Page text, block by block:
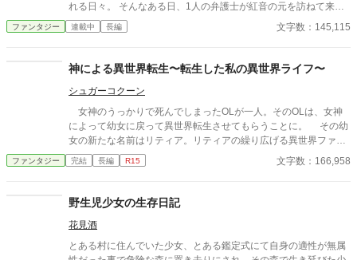
れる日々。 そんなある日、1人の弁護士が紅音の元を訪ねて来
た。 要件は、紅音の母方の曾祖叔父が亡くなったと言うものだっ
た。 曾祖叔父は若い頃に単身外国で会社を立ち上げ生涯独身を貫
に譲ると遺言を遺した。 その額なんと、50億円。 あまりの巨額
を何処からか聞きつけ、金の無心に来る輩が次々に紅音の元を訪
れ、疲弊した紅音は、誰も知らない土地で一人暮らしをすると決
意。 だが、引っ越しを決めた直後、突然、異世界に召喚されてし
まった。 だが、持っていた遺産はそのまま異世界でも使えたの
ファンタジー 連載中 長編 文字数：145,115
神による異世界転生〜転生した私の異世界ライフ〜
シュガーコクーン
女神のうっかりで死んでしまったOLが一人。そのOLは、女神
によって幼女に戻って異世界転生させてもらうことに。 その幼
女の新たな名前はリティア。リティアの繰り広げる異世界ファン
タジーが今始まる！ 「こんな話をいれて欲しい！」そんな要望
も是非下さい！出来る限り書きたいと思います。 素人のつたな
い╰(*´︶`*)╯ 旧題「神による異世界転生〜転生幼女の異世界ライ
フ〜」 現在、小説家になろうでこの作品のリメイクを連載して
います！そちらも是非覗いてみてください。
ファンタジー 完結 長編 R15 文字数：166,958
野生児少女の生存日記
花見酒
とある村に住んでいた少女、とある鑑定式にて自身の適性が無属